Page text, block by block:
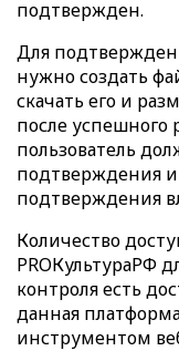
подтвержден.
Для
нужно создать
скачать его и
после успешного
пользователь
подтверждения
подтверждения
Количество
PROКультураРФ
контроля есть
данная
инструментом